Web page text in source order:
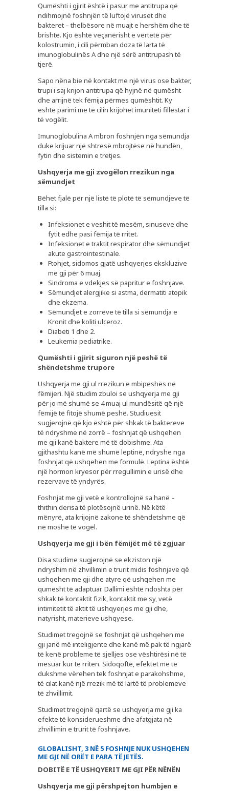
PLUSPHARMA
BARNATORE
REKOMANDIME
KËSHILLA
REVISTË
KARRIERA
KONTAKT
Qumështi i gjirit është i pasur me antitrupa që
ndihmojnë foshnjën të luftojë viruset dhe
bakteret – thelbësore në muajt e hershëm dhe të
brishtë. Kjo është veçanërisht e vërtetë për
kolostrumin, i cili përmban doza të larta të
imunoglobulinës A dhe një sërë antitrupash të
tjerë.
Sapo nëna bie në kontakt me një virus ose bakter,
trupi i saj krijon antitrupa që hyjnë në qumësht
dhe arrijnë tek fëmija përmes qumështit. Ky
është parimi me të cilin krijohet imuniteti fillestar i
të vogëlit.
Imunoglobulina A mbron foshnjën nga sëmundja
duke krijuar një shtresë mbrojtëse në hundën,
fytin dhe sistemin e tretjes.
Ushqyerja me gji zvogëlon rrezikun nga
sëmundjet
Bëhet fjalë për një listë të plotë të sëmundjeve të
tilla si:
Infeksionet e veshit të mesëm, sinuseve dhe
fytit edhe pasi fëmija të rritet.
Infeksionet e traktit respirator dhe sëmundjet
akute gastrointestinale.
Ftohjet, sidomos gjatë ushqyerjes ekskluzive
me gji për 6 muaj.
Sindroma e vdekjes së papritur e foshnjave.
Sëmundjet alergjike si astma, dermatiti atopik
dhe ekzema.
Sëmundjet e zorrëve të tilla si sëmundja e
Kronit dhe koliti ulceroz.
Diabeti 1 dhe 2.
Leukemia pediatrike.
Qumështi i gjirit siguron një peshë të
shëndetshme trupore
Ushqyerja me gji ul rrezikun e mbipeshës në
fëmijeri. Një studim zbuloi se ushqyerja me gji
për jo më shumë se 4 muaj ul mundësitë që një
fëmijë të fitojë shumë peshë. Studiuesit
sugjerojnë që kjo është për shkak të baktereve
të ndryshme në zorrë – foshnjat që ushqehen
me gji kanë baktere më të dobishme. Ata
gjithashtu kanë më shumë leptinë, ndryshe nga
foshnjat që ushqehen me formulë. Leptina është
një hormon kryesor për rregullimin e urisë dhe
rezervave të yndyrës.
Foshnjat me gji vetë e kontrollojnë sa hanë –
thithin derisa të plotësojnë urinë. Në këtë
mënyrë, ata krijojnë zakone të shëndetshme që
në moshë të vogël.
Ushqyerja me gji i bën fëmijët më të zgjuar
Disa studime sugjerojnë se ekziston një
ndryshim në zhvillimin e trurit midis foshnjave që
ushqehen me gji dhe atyre që ushqehen me
qumësht të adaptuar. Dallimi është ndoshta për
shkak të kontaktit fizik, kontaktit me sy, vetë
intimitetit të aktit të ushqyerjes me gji dhe,
natyrisht, materieve ushqyese.
Studimet tregojnë se foshnjat që ushqehen me
gji janë më inteligjente dhe kanë më pak të ngjarë
të kenë probleme të sjelljes ose vështirësi në të
mësuar kur të rriten. Sidoqoftë, efektet më të
dukshme vërehen tek foshnjat e parakohshme,
të cilat kanë një rrezik më të lartë të problemeve
të zhvillimit.
Studimet tregojnë qartë se ushqyerja me gji ka
efekte të konsiderueshme dhe afatgjata në
zhvillimin e trurit të foshnjave.
GLOBALISHT, 3 NË 5 FOSHNJE NUK USHQEHEN
ME GJI NË ORËT E PARA TË JETËS.
DOBITË E TË USHQYERIT ME GJI PËR NËNËN
Ushqyerja me gji përshpejton humbjen e